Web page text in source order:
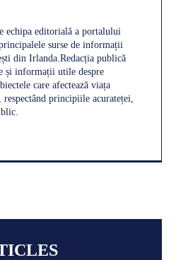
echipa editorială a portalului
surse de informații
din Irlanda.Redacția publică
și informații utile despre
care afectează viața
principiile acurateței,